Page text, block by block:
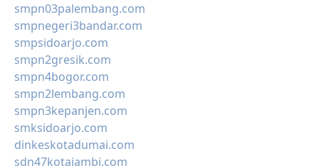
smpn03palembang.com
smpnegeri3bandar.com
smpsidoarjo.com
smpn2gresik.com
smpn4bogor.com
smpn2lembang.com
smpn3kepanjen.com
smksidoarjo.com
dinkeskotadumai.com
sdn47kotajambi.com